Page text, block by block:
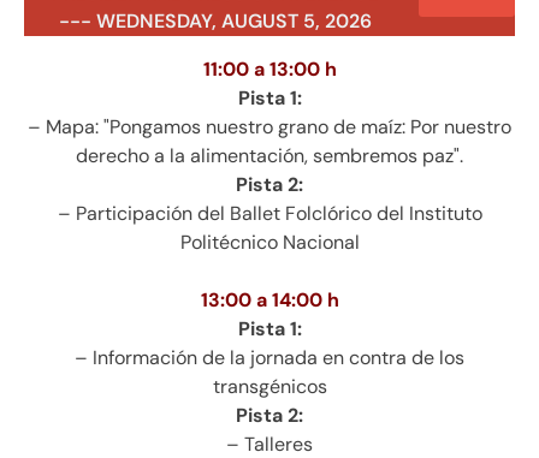
--- WEDNESDAY, AUGUST 5, 2026
11:00 a 13:00 h
Pista 1:
– Mapa: "Pongamos nuestro grano de maíz: Por nuestro
derecho a la alimentación, sembremos paz".
Pista 2:
– Participación del Ballet Folclórico del Instituto
Politécnico Nacional
13:00 a 14:00 h
Pista 1:
– Información de la jornada en contra de los
transgénicos
Pista 2:
– Talleres